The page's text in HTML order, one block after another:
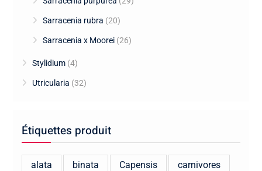
Sarracenia rubra (20)
Sarracenia x Moorei (26)
Stylidium (4)
Utricularia (32)
Étiquettes produit
alata binata Capensis carnivores